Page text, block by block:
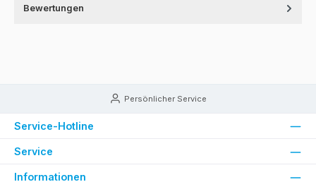
Bewertungen
Persönlicher Service
Service-Hotline
Service
Informationen